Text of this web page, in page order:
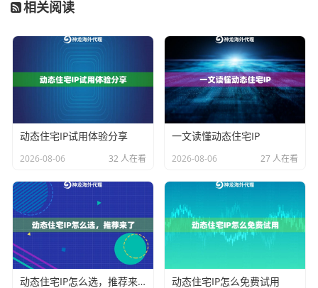
率。高达99.9%的连接成功率，直接保障了关键业务脚本
的稳定运行，减少了因IP失效导致的业务中断和重试成
2. 真实住宅网络环境提升业务可信度：其动态住宅IP与
动态长效ISP住宅代理均基于真实的家庭宽带网络，IP地
址归属于当地电信运营商。这种高度仿真的环境，在访
问电商平台、社交媒体、广告后台时，被识别为“真人”访
是保障账号安全和数据准确性的基石。
3. 灵活的配置满足复杂业务节奏
：不同的业务场景对IP
的持有时间（会话时长）和地域定位有着截然不同的需
求。神龙海外动态IP支持从1分钟到30分钟，甚至更长的
相关阅读
动态住宅IP试用体验分享
2026-08-06 32 人在看
一文读懂动态住宅IP
2026-08-06 27 人在看
动态住宅IP怎么选，推荐来了 动态住宅IP怎么免费试用